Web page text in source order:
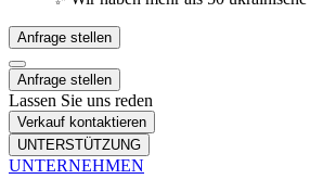
Anfrage stellen
Anfrage stellen
Lassen Sie uns reden
Verkauf kontaktieren
UNTERSTÜTZUNG
UNTERNEHMEN